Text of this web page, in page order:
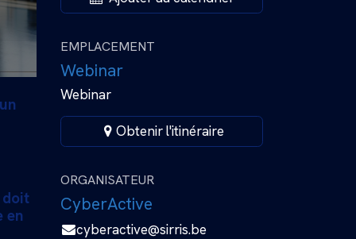
doit
en
EMPLACEMENT
Webinar
Webinar
Obtenir l'itinéraire
ORGANISATEUR
CyberActive
cyberactive@sirris.be